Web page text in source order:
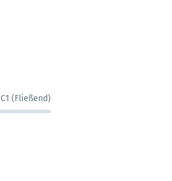
C1 (Fließend)